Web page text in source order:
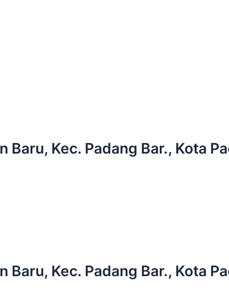
Baru, Kec. Padang Bar., Kota
Baru, Kec. Padang Bar., Kota